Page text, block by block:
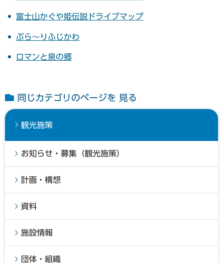
富士山かぐや姫伝説ドライブマップ
ぶら～りふじかわ
ロマンと泉の郷
同じカテゴリのページを 見る
観光施策
お知らせ・募集（観光施策）
計画・構想
資料
施設情報
団体・組織